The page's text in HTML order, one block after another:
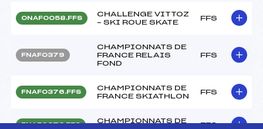
ONAF0058.FFS
CHALLENGE VITTOZ
– SKI ROUE SKATE
FFS
FNAF0379
CHAMPIONNATS DE
FRANCE RELAIS
FOND
FFS
FNAF0376.FFS
CHAMPIONNATS DE
FRANCE SKIATHLON
FFS
FNAF0373.FFS
CHAMPIONNATS DE
FFS